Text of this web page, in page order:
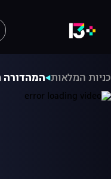
המלאות המהדורה המרכזית